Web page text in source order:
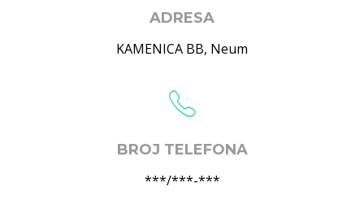
ADRESA
KAMENICA BB, Neum
BROJ TELEFONA
***/***-***